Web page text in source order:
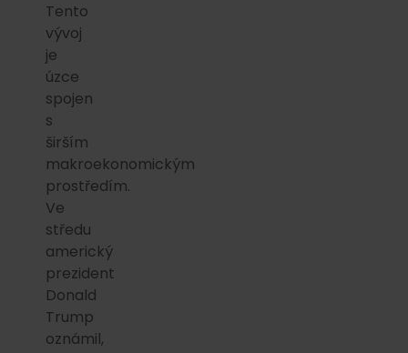
Tento
vývoj
je
úzce
spojen
s
širším
makroekonomickým
prostředím.
Ve
středu
americký
prezident
Donald
Trump
oznámil,